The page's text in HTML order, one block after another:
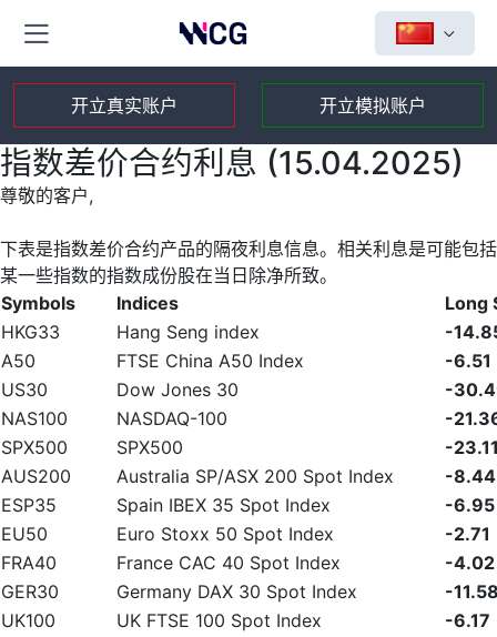
开立真实账户 开立模拟账户
指数差价合约利息 (15.04.2025)
尊敬的客户,
下表是指数差价合约产品的隔夜利息信息。相关利息是可能包括
某一些指数的指数成份股在当日除净所致。
Symbols
Indices
Long
HKG33
Hang Seng index
-
A50
FTSE China A50 Index
-6.51
US30
Dow Jones 30
-
NAS100
NASDAQ-100
-
SPX500
SPX500
-
AUS200
Australia SP/ASX 200 Spot Index
-8.44
ESP35
Spain IBEX 35 Spot Index
-6.95
EU50
Euro Stoxx 50 Spot Index
-2.71
FRA40
France CAC 40 Spot Index
-4.02
GER30
Germany DAX 30 Spot Index
-
UK100
UK FTSE 100 Spot Index
-6.17